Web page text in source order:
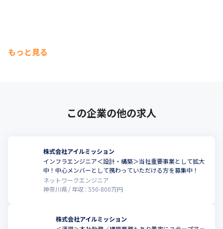
もっと見る
この企業の他の求人
株式会社アイルミッション
インフラエンジニア＜設計・構築＞当社重要事業として拡大
中！中心メンバーとして携わっていただける方を募集中！
ネットワークエンジニア
神奈川県
年収 :550-800万円
株式会社アイルミッション